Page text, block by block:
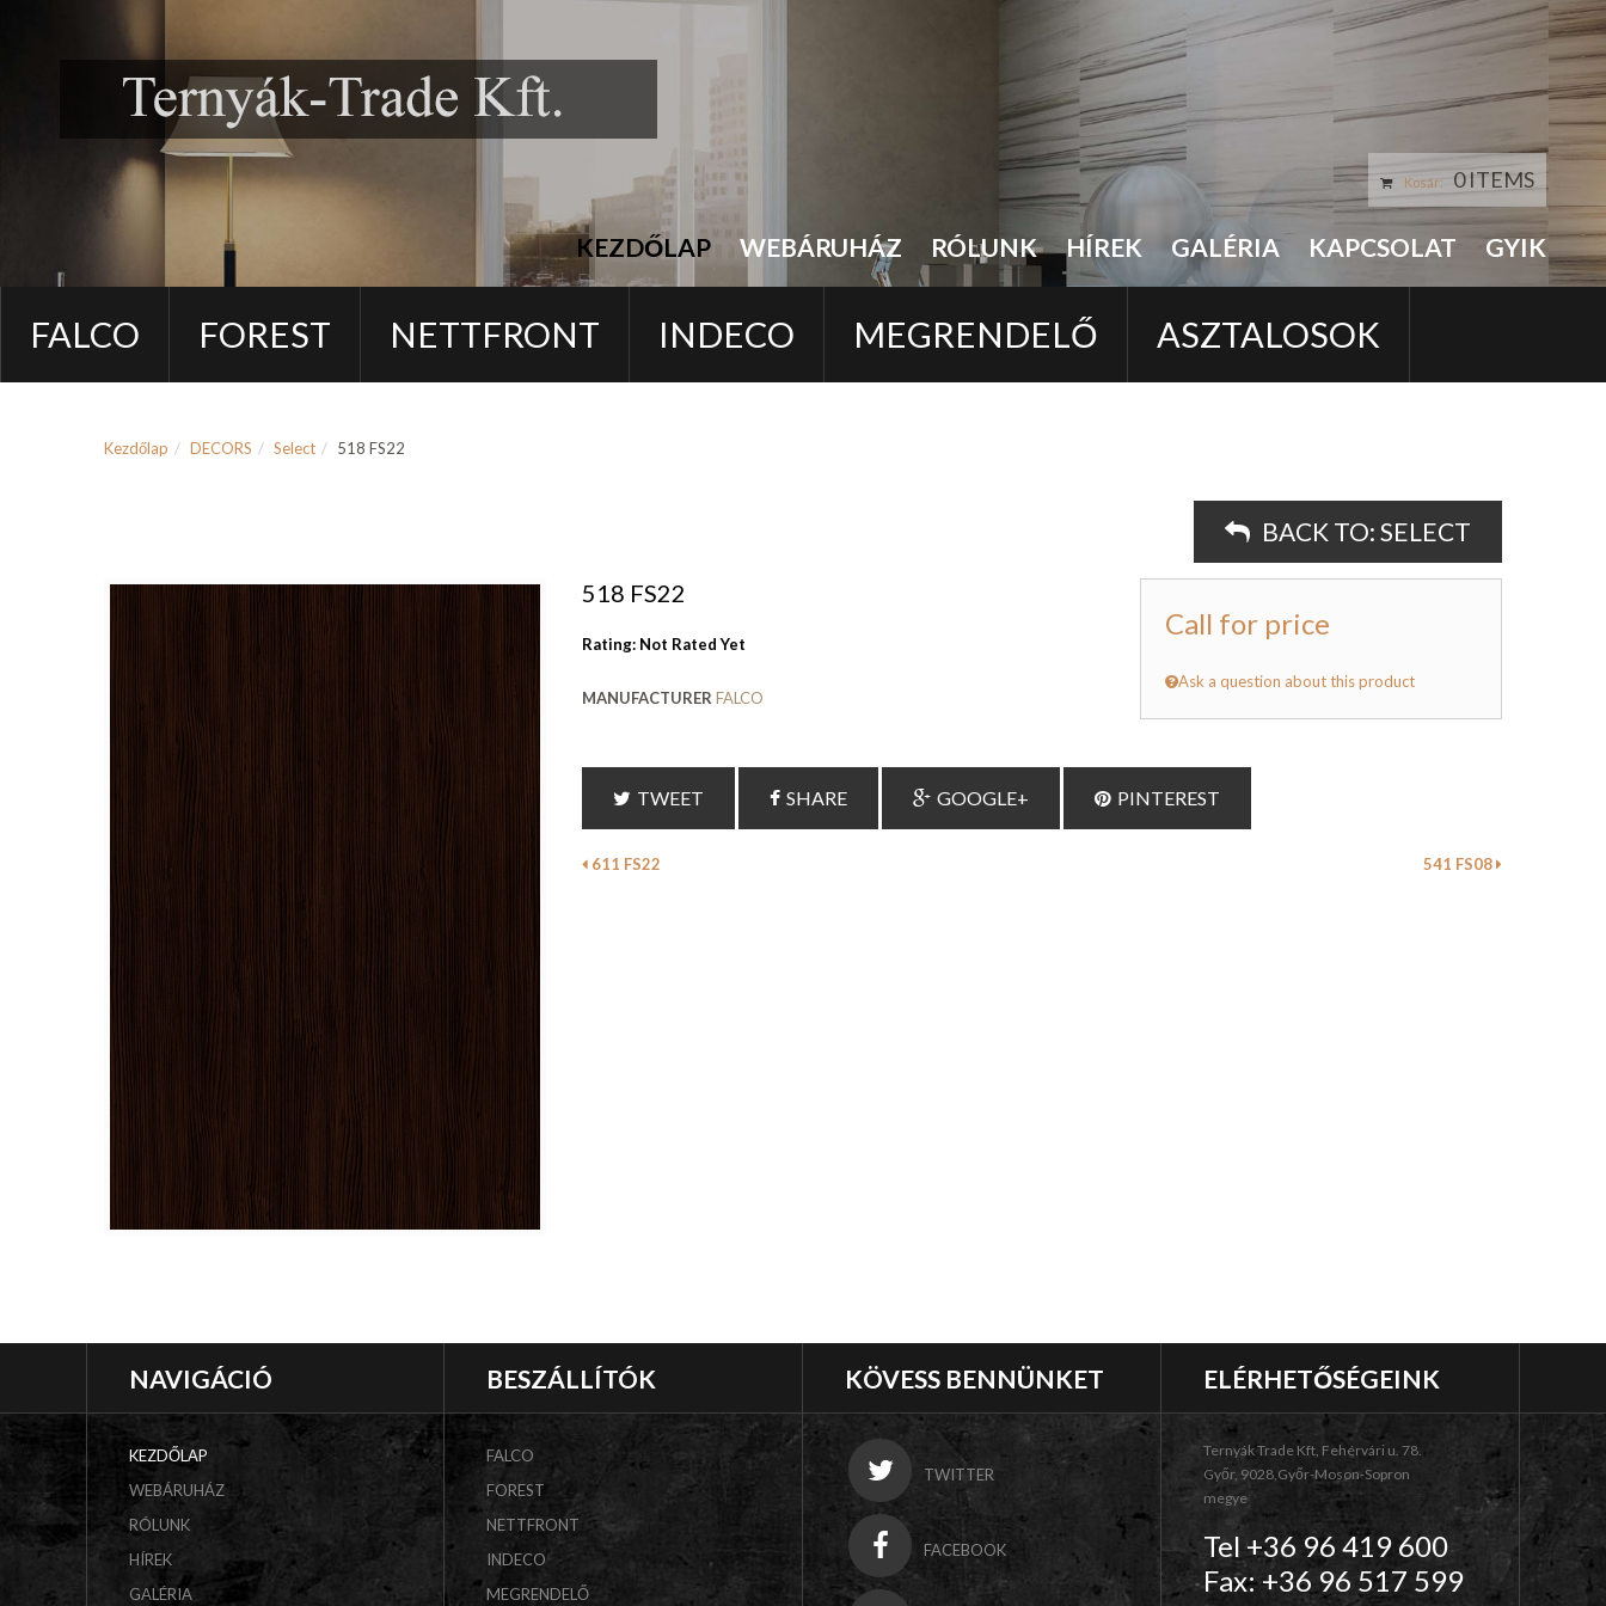
KEZDŐLAP WEBÁRUHÁZ RÓLUNK HÍREK GALÉRIA KAPCSOLAT GYIK
Kosár: 0 ITEMS
FALCO FOREST NETTFRONT INDECO MEGRENDELŐ ASZTALOSOK
Kezdőlap DECORS Select 518 FS22
BACK TO: SELECT
518 FS22
Rating: Not Rated Yet
MANUFACTURER FALCO
Call for price
Ask a question about this product
TWEET SHARE GOOGLE+ PINTEREST
611 FS22 541 FS08
NAVIGÁCIÓ
KEZDŐLAP
WEBÁRUHÁZ
RÓLUNK
HÍREK
GALÉRIA
BESZÁLLÍTÓK
FALCO
FOREST
NETTFRONT
INDECO
MEGRENDELŐ
KÖVESS BENNÜNKET
TWITTER
FACEBOOK
ELÉRHETŐSÉGEINK
Ternyák Trade Kft, Fehérvári u. 78.
Győr, 9028,Győr-Moson-Sopron
megye
Tel +36 96 419 600
Fax: +36 96 517 599